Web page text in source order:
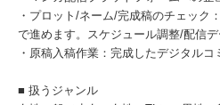
・プロット/ネーム/完成稿のチェック
で進めます。スケジュール調整/配信
・原稿入稿作業：完成したデジタルコ
■ 扱うジャンル